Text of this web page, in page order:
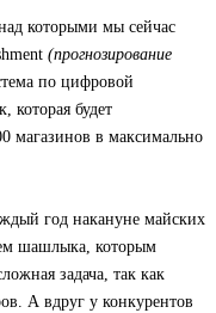
которыми мы сейчас
(прогнозирование
по цифровой
которая будет
магазинов в максимально
год накануне майских
шашлыка, которым
задача, так как
А вдруг у конкурентов